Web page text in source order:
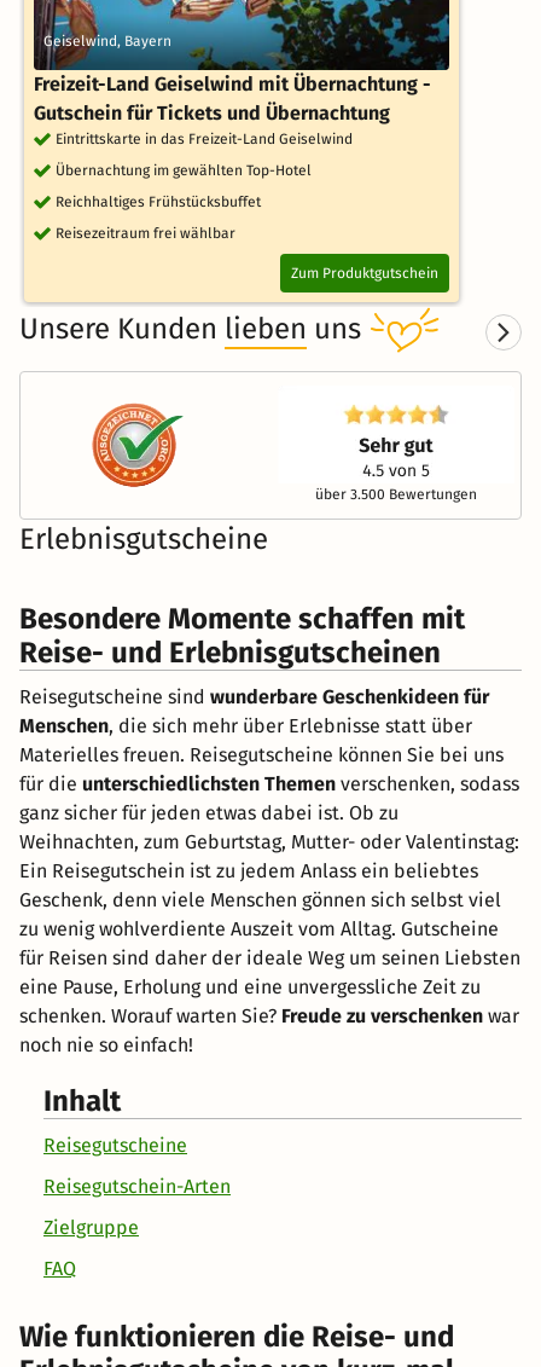
Geiselwind, Bayern
Freizeit-Land Geiselwind mit Übernachtung -
Gutschein für Tickets und Übernachtung
Eintrittskarte in das Freizeit-Land Geiselwind
Übernachtung im gewählten Top-Hotel
Reichhaltiges Frühstücksbuffet
Reisezeitraum frei wählbar
Zum Produktgutschein
Unsere Kunden lieben uns
über 3.500 Bewertungen
Erlebnisgutscheine
Besondere Momente schaffen mit
Reise- und Erlebnisgutscheinen
Reisegutscheine sind wunderbare Geschenkideen für
Menschen, die sich mehr über Erlebnisse statt über
Materielles freuen. Reisegutscheine können Sie bei uns
für die unterschiedlichsten Themen verschenken, sodass
ganz sicher für jeden etwas dabei ist. Ob zu
Weihnachten, zum Geburtstag, Mutter- oder Valentinstag:
Ein Reisegutschein ist zu jedem Anlass ein beliebtes
Geschenk, denn viele Menschen gönnen sich selbst viel
zu wenig wohlverdiente Auszeit vom Alltag. Gutscheine
für Reisen sind daher der ideale Weg um seinen Liebsten
eine Pause, Erholung und eine unvergessliche Zeit zu
schenken. Worauf warten Sie? Freude zu verschenken war
noch nie so einfach!
Inhalt
Reisegutscheine
Reisegutschein-Arten
Zielgruppe
FAQ
Wie funktionieren die Reise- und